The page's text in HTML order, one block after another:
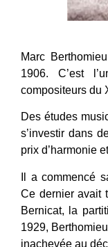
Marc
1906. C’est
compositeurs du
Des études
s’investir dans
prix d’harmonie
Il a commencé
Ce dernier avait
Bernicat, la
1929,
inachevée au